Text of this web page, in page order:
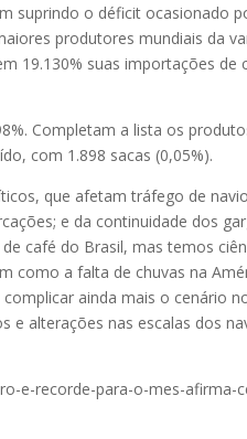
suprindo o déficit ocasionado
produtores mundiais da
19.130% suas importações de
Completam a lista os
com 1.898 sacas (0,05%).
que afetam tráfego de
e da continuidade dos
café do Brasil, mas temos
como a falta de chuvas na
ainda mais o cenário
e alterações nas escalas dos
e-recorde-para-o-mes-afirma-